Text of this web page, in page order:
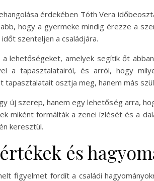
érdekében Tóth Vera
hogy a gyermeke mindig érezze a
szenteljen a családjára.
lehetőségeket, amelyek segítik őt
a tapasztalatairól, és arról, hogy
tapasztalatait osztja meg, hanem más
új szerep, hanem egy lehetőség arra,
miként formálták a zenei ízlését és a
keresztül.
és
figyelmet fordít a családi